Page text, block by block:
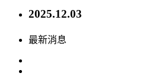
2025.12.03
最新消息